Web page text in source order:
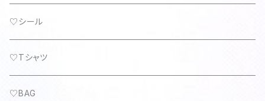
♡シール
♡Tシャツ
♡BAG